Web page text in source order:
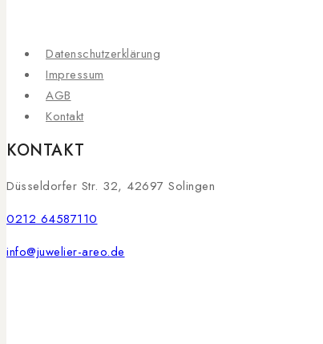
Datenschutzerklärung
Impressum
AGB
Kontakt
KONTAKT
Düsseldorfer Str. 32, 42697 Solingen
0212 64587110
info@juwelier-areo.de